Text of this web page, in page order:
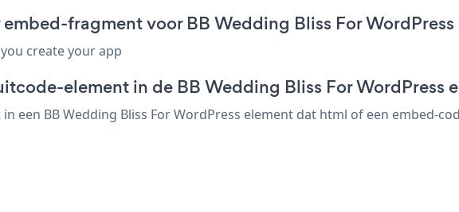
fragment voor BB Wedding Bliss For WordPress
create your app
element in de BB Wedding Bliss For WordPress
een BB Wedding Bliss For WordPress element dat html of een embed-